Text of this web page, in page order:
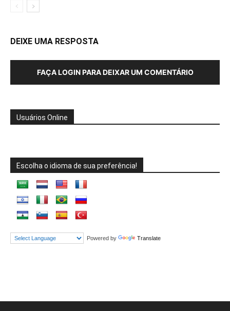
DEIXE UMA RESPOSTA
FAÇA LOGIN PARA DEIXAR UM COMENTÁRIO
Usuários Online
Escolha o idioma de sua preferência!
Powered by Translate